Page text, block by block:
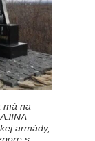
má na
armády,